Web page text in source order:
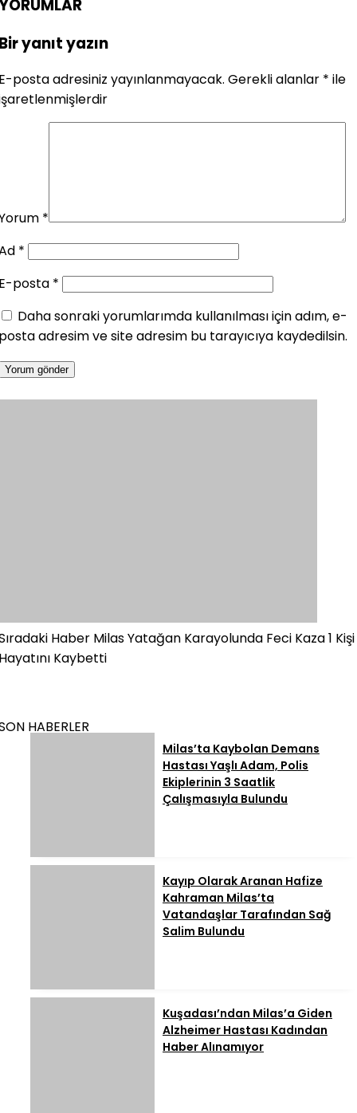
yanıt yazın
posta adresiniz yayınlanmayacak. Gerekli alanlar * ile
*
*
posta *
Daha sonraki yorumlarımda kullanılması için adım, e-
adresim ve site adresim bu tarayıcıya kaydedilsin.
Haber Milas Yatağan Karayolunda Feci Kaza 1 Kişi
Kaybetti
HABERLER
Milas’ta Kaybolan Demans
Hastası Yaşlı Adam, Polis
Ekiplerinin 3 Saatlik
Çalışmasıyla Bulundu
Kayıp Olarak Aranan Hafize
Kahraman Milas’ta
Vatandaşlar Tarafından Sağ
Salim Bulundu
Kuşadası’ndan Milas’a Giden
Alzheimer Hastası Kadından
Haber Alınamıyor